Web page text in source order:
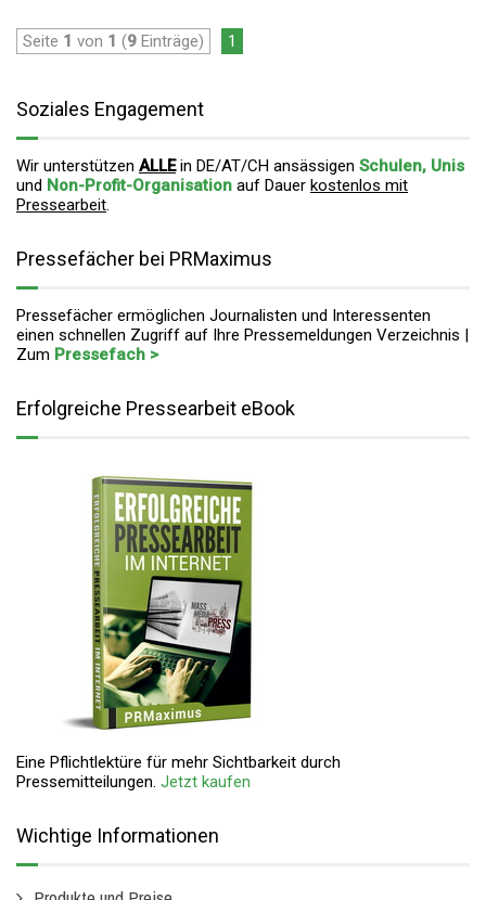
Seite 1 von 1 (9 Einträge) 1
Soziales Engagement
Wir unterstützen ALLEin DE/AT/CH ansässigen Schulen, Unis
und Non-Profit-Organisation auf Dauer kostenlos mit
Pressearbeit.
Pressefächer bei PRMaximus
Pressefächer ermöglichen Journalisten und Interessenten
einen schnellen Zugriff auf Ihre Pressemeldungen Verzeichnis |
Zum Pressefach >
Erfolgreiche Pressearbeit eBook
Eine Pflichtlektüre für mehr Sichtbarkeit durch
Pressemitteilungen. Jetzt kaufen
Wichtige Informationen